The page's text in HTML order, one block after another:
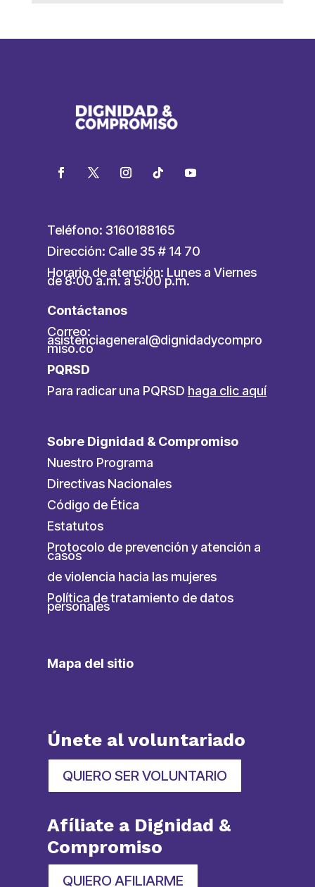
Teléfono: 3160188165
Dirección: Calle 35 # 14 70
Horario de atención: Lunes a Viernes
de 8:00 a.m. a 5:00 p.m.
Contáctanos
Correo:
asistenciageneral@dignidadycompro
miso.co
PQRSD
Para radicar una PQRSD haga clic aquí
Sobre Dignidad & Compromiso
Nuestro Programa
Directivas Nacionales
Código de Ética
Estatutos
Protocolo de prevención y atención a
casos
de violencia hacia las mujeres
Política de tratamiento de datos
personales
Mapa del sitio
Únete al voluntariado
QUIERO SER VOLUNTARIO
Afíliate a Dignidad &
Compromiso
QUIERO AFILIARME